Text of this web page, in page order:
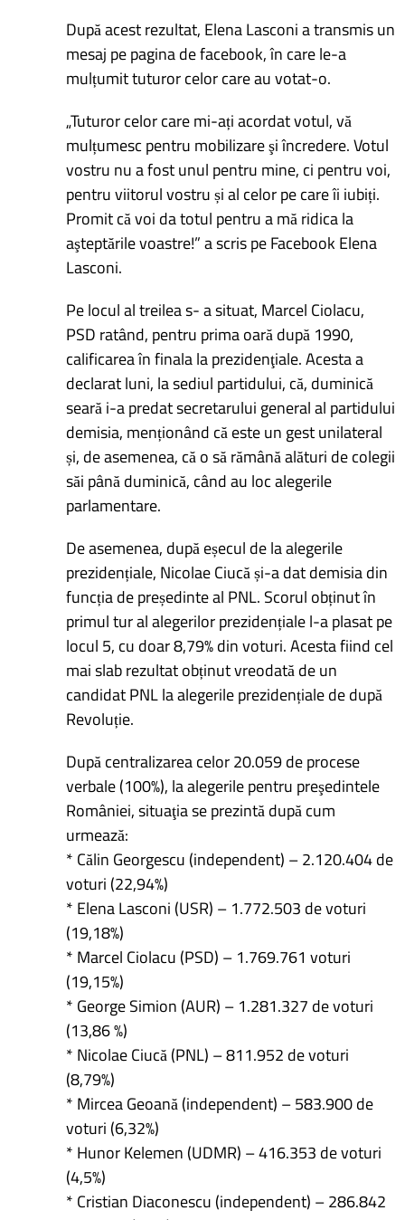
După acest rezultat, Elena Lasconi a transmis un
mesaj pe pagina de facebook, în care le-a
mulțumit tuturor celor care au votat-o.
„Tuturor celor care mi-ați acordat votul, vă
mulțumesc pentru mobilizare şi încredere. Votul
vostru nu a fost unul pentru mine, ci pentru voi,
pentru viitorul vostru și al celor pe care îi iubiți.
Promit că voi da totul pentru a mă ridica la
aşteptările voastre!” a scris pe Facebook Elena
Lasconi.
Pe locul al treilea s- a situat, Marcel Ciolacu,
PSD ratând, pentru prima oară după 1990,
calificarea în finala la prezidenţiale. Acesta a
declarat luni, la sediul partidului, că, duminică
seară i-a predat secretarului general al partidului
demisia, menționând că este un gest unilateral
și, de asemenea, că o să rămână alături de colegii
săi până duminică, când au loc alegerile
parlamentare.
De asemenea, după eșecul de la alegerile
prezidențiale, Nicolae Ciucă și-a dat demisia din
funcția de președinte al PNL. Scorul obținut în
primul tur al alegerilor prezidențiale l-a plasat pe
locul 5, cu doar 8,79% din voturi. Acesta fiind cel
mai slab rezultat obținut vreodată de un
candidat PNL la alegerile prezidențiale de după
Revoluție.
După centralizarea celor 20.059 de procese
verbale (100%), la alegerile pentru preşedintele
României, situaţia se prezintă după cum
urmează:
* Călin Georgescu (independent) – 2.120.404 de
voturi (22,94%)
* Elena Lasconi (USR) – 1.772.503 de voturi
(19,18%)
* Marcel Ciolacu (PSD) – 1.769.761 voturi
(19,15%)
* George Simion (AUR) – 1.281.327 de voturi
(13,86 %)
* Nicolae Ciucă (PNL) – 811.952 de voturi
(8,79%)
* Mircea Geoană (independent) – 583.900 de
voturi (6,32%)
* Hunor Kelemen (UDMR) – 416.353 de voturi
(4,5%)
* Cristian Diaconescu (independent) – 286.842